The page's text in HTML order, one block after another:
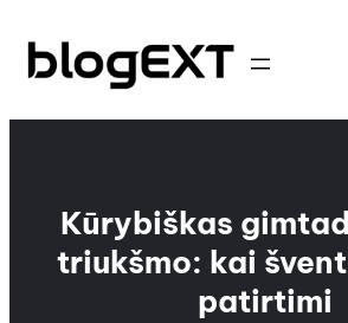
prie
turinio
Kūrybiškas
triukšmo: kai
patirtimi